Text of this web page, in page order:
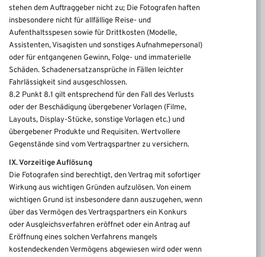
stehen dem Auftraggeber nicht zu; Die Fotografen haften
insbesondere nicht für allfällige Reise- und
Aufenthaltsspesen sowie für Drittkosten (Modelle,
Assistenten, Visagisten und sonstiges Aufnahmepersonal)
oder für entgangenen Gewinn, Folge- und immaterielle
Schäden. Schadenersatzansprüche in Fällen leichter
Fahrlässigkeit sind ausgeschlossen.
8.2 Punkt 8.1 gilt entsprechend für den Fall des Verlusts
oder der Beschädigung übergebener Vorlagen (Filme,
Layouts, Display-Stücke, sonstige Vorlagen etc.) und
übergebener Produkte und Requisiten. Wertvollere
Gegenstände sind vom Vertragspartner zu versichern.
IX. Vorzeitige Auflösung
Die Fotografen sind berechtigt, den Vertrag mit sofortiger
Wirkung aus wichtigen Gründen aufzulösen. Von einem
wichtigen Grund ist insbesondere dann auszugehen, wenn
über das Vermögen des Vertragspartners ein Konkurs
oder Ausgleichsverfahren eröffnet oder ein Antrag auf
Eröffnung eines solchen Verfahrens mangels
kostendeckenden Vermögens abgewiesen wird oder wenn